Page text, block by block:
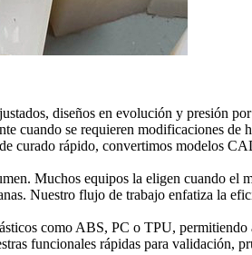
diseños en evolución y presión
cuando se requieren modificaciones
curado rápido, convertimos modelos
Muchos equipos la eligen cuando el
Nuestro flujo de trabajo enfatiza la
como ABS, PC o TPU,
funcionales rápidas para validación,